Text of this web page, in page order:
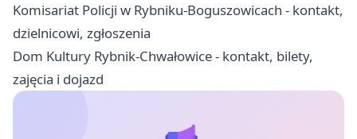
Komisariat Policji w Rybniku-Boguszowicach - kontakt,
dzielnicowi, zgłoszenia
Dom Kultury Rybnik-Chwałowice - kontakt, bilety,
zajęcia i dojazd